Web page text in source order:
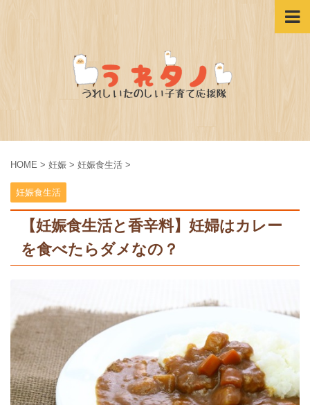
HOME > 妊娠 > 妊娠食生活 >
妊娠食生活
【妊娠食生活と香辛料】妊婦はカレー
を食べたらダメなの？